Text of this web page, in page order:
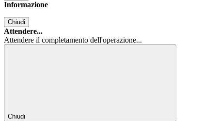
Informazione
Chiudi
Attendere...
Attendere il completamento dell'operazione...
Chiudi